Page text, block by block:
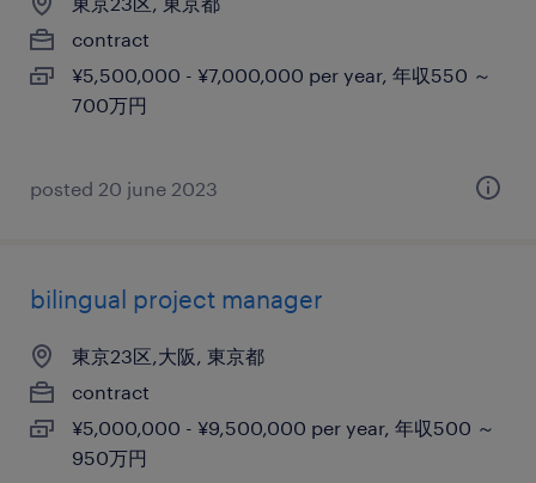
contract
¥5,500,000 - ¥7,000,000 per year, 年収550 ～
700万円
posted 20 june 2023
bilingual project manager
東京23区,大阪, 東京都
contract
¥5,000,000 - ¥9,500,000 per year, 年収500 ～
950万円